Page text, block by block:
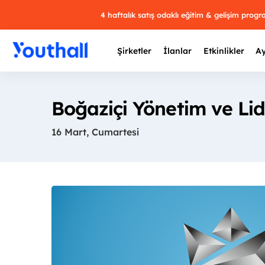
4 haftalık satış odaklı eğitim & gelişim
Şirketler İlanlar Etkinlikler
Boğaziçi Yönetim ve
16 Mart, Cumartesi